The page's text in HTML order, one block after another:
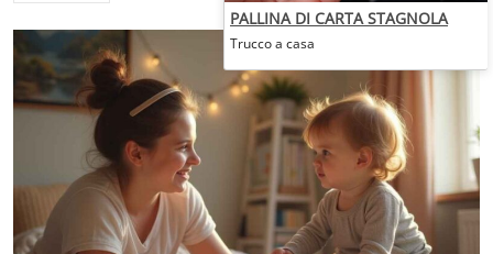
PALLINA DI CARTA STAGNOLA
Trucco a casa